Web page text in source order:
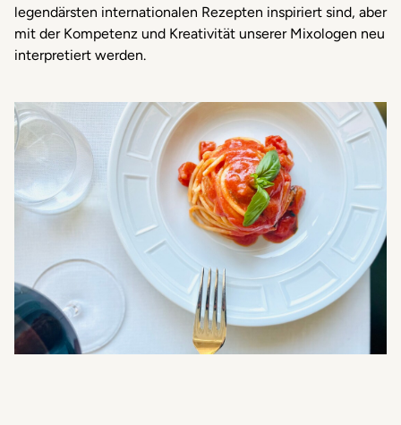
legendärsten internationalen Rezepten inspiriert sind, aber
mit der Kompetenz und Kreativität unserer Mixologen neu
interpretiert werden.